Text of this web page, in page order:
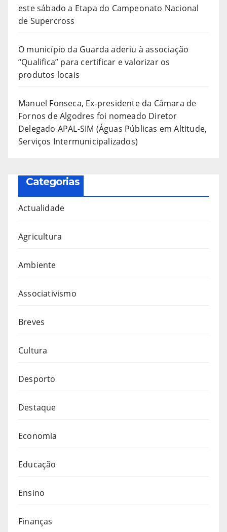
este sábado a Etapa do Campeonato Nacional
de Supercross
O município da Guarda aderiu à associação
“Qualifica” para certificar e valorizar os
produtos locais
Manuel Fonseca, Ex-presidente da Câmara de
Fornos de Algodres foi nomeado Diretor
Delegado APAL-SIM (Águas Públicas em Altitude,
Serviços Intermunicipalizados)
Categorias
Actualidade
Agricultura
Ambiente
Associativismo
Breves
Cultura
Desporto
Destaque
Economia
Educação
Ensino
Finanças